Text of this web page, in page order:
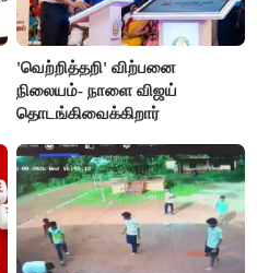
'வெற்றித்தறி' விற்பனை
நிலையம்- நாளை விஜய்
தொடங்கிவைக்கிறார்